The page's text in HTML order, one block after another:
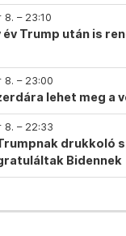
– 23:10
Trump után is
8. – 23:00
lehet meg a
8. – 22:33
drukkoló
Bidennek